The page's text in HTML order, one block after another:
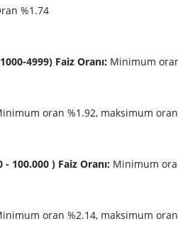
%1.74
4999) Faiz Oranı: Minimum
oran %1.92, maksimum
100.000 ) Faiz Oranı: Minimum
oran %2.14, maksimum